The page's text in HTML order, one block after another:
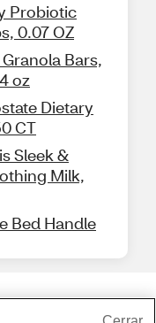
Probiotic
0.07 OZ
Bars,
oz
Dietary
CT
Sleek &
Milk,
Bed Handle